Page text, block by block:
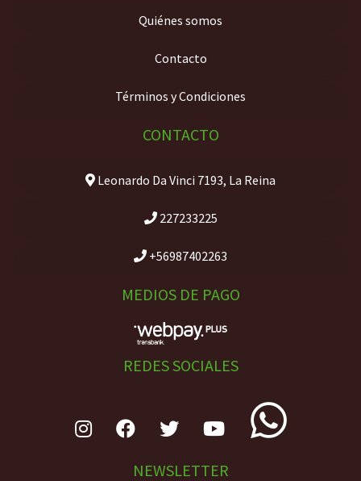
Quiénes somos
Contacto
Términos y Condiciones
CONTACTO
Leonardo Da Vinci 7193, La Reina
227233225
+56987402263
MEDIOS DE PAGO
REDES SOCIALES
NEWSLETTER